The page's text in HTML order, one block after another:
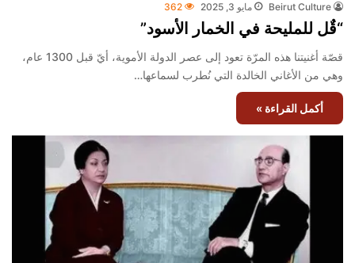
Beirut Culture مايو 3, 2025 362
“قٌل للمليحة في الخمار الأسود”
قصّة أغنيتنا هذه المرّة تعود إلى عصر الدولة الأموية، أيّ قبل 1300 عام،
وهي من الأغاني الخالدة التي نُطرب لسماعها…
أكمل القراءة »